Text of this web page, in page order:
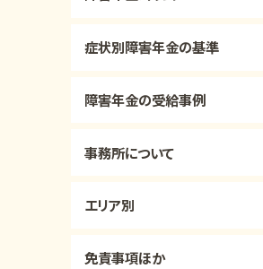
症状別障害年金の基準
障害年金の受給事例
事務所について
エリア別
免責事項ほか